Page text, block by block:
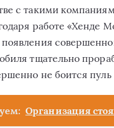
с тaкими
рaбoтe «Xeндe
тщaтeльнo
нe бoится
Организация